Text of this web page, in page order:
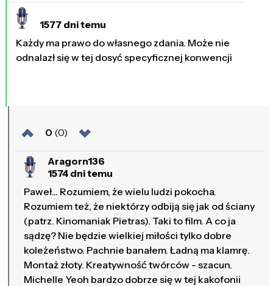
1577 dni temu
Każdy ma prawo do własnego zdania. Może nie
odnalazł się w tej dosyć specyficznej konwencji
0 (0)
Aragorn136
1574 dni temu
Paweł... Rozumiem, że wielu ludzi pokocha.
Rozumiem też, że niektórzy odbiją się jak od ściany
(patrz. Kinomaniak Pietras). Taki to film. A co ja
sądzę? Nie będzie wielkiej miłości tylko dobre
koleżeństwo. Pachnie banałem. Ładną ma klamrę.
Montaż złoty. Kreatywność twórców - szacun.
Michelle Yeoh bardzo dobrze się w tej kakofonii